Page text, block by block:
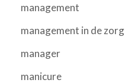
management
management in de zorg
manager
manicure